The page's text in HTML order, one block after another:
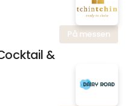
På messen
&